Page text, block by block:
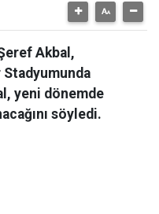
Akbal,
yeni dönemde
söyledi.